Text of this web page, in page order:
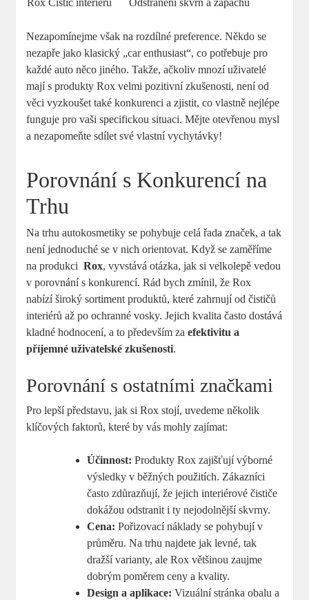
Rox Čistič​ interiéru Odstranění skvrn‍ a zápachů
Nezapomínejme však na ‌rozdílné ‍preference.⁣ Někdo se
nezapře⁣ jako klasický „car enthusiast“,⁤ co potřebuje‍ pro
‍každé ​auto něco jiného.⁢ Takže, ačkoliv mnozí uživatelé​
mají s produkty Rox velmi⁣ pozitivní zkušenosti, není od
věci ‍vyzkoušet také ​konkurenci a‌ zjistit, ⁣co⁤ vlastně ⁢nejlépe
funguje pro vaši specifickou ⁢situaci. ‍Mějte otevřenou mysl
a​ nezapomeňte sdílet své ⁢vlastní vychytávky!
Porovnání s Konkurencí na
Trhu
Na ‌trhu autokosmetiky se ⁣pohybuje‌ celá‌ řada ​značek, a ⁢tak
není jednoduché se ​v‍ nich​ orientovat. Když se zaměříme
na produkci ⁤Rox, vyvstává otázka, jak si​ velkolepě vedou
‍v⁣ porovnání s konkurencí. Rád bych zmínil, že Rox
nabízí široký ⁣sortiment⁢ produktů, které zahrnují od⁤ čističů
interiérů až po​ ochranné vosky. Jejich kvalita často dostává
kladné⁤ hodnocení,‌ a to‍ především zaefektivitu ‍a
⁢příjemné uživatelské zkušenosti.
Porovnání s ‍ostatními značkami
Pro ‌lepší⁤ představu,⁣ jak si Rox stojí, uvedeme několik
klíčových faktorů, které by vás mohly zajímat:
Účinnost: Produkty Rox ‍zajišťují výborné‌
výsledky​ v běžných ‌použitích. Zákazníci
často zdůrazňují,​ že ‍jejich interiérové čističe
dokážou‍ odstranit⁢ i ty nejodolnější‌ skvrny.
Cena: Pořizovací náklady se⁤ pohybují v
průměru. Na trhu najdete jak levné, tak
dražší varianty,⁣ ale ‌Rox⁢ většinou zaujme
⁢dobrým​ poměrem ‌ceny a kvality.
Design ‌a aplikace: ⁢Vizuální⁣ stránka obalu ⁢a